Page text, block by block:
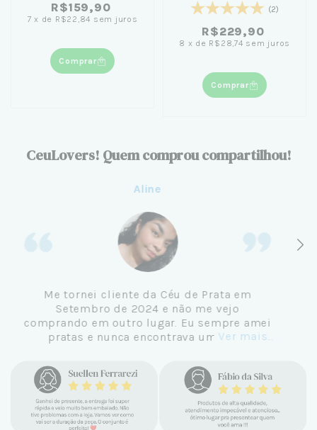
R$159,90
7 x de R$22,84 sem juros
Comprar
(2)
R$229,90
8 x de R$28,74 sem juros
Comprar
CeuLovers! Quem comprou compartilhou!
Aline
Me tornei cliente da Céu de Prata em
Setembro de 2024 e não me vejo
comprando em outro lugar. Eu sempre amei
pratas e nunca encontrava uma loja
encontrar a Céu. Atendimento
personalizado, verdadeiras jóias prata 925,
mimos e brindes incríveis. Virei cliente fiel
e amo demais as pratas que são lindas, tem
um brilho incrível e preço super justo. Fora
Ver mais...